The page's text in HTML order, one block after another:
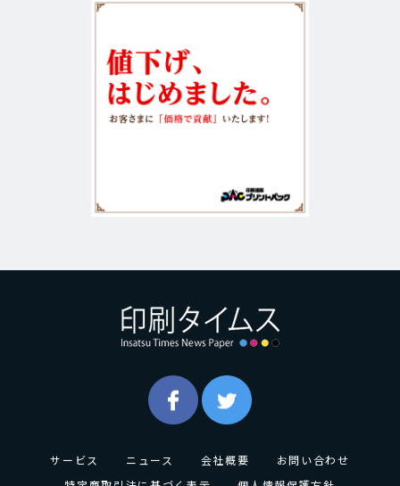
サービス ニュース 会社概要
お問い合わせ